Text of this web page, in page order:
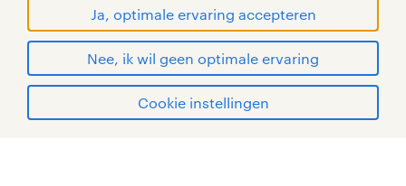
Ja, optimale ervaring accepteren
Nee, ik wil geen optimale ervaring
Cookie instellingen
handelsmerken van Randstad N.V.
© Randstad 2026